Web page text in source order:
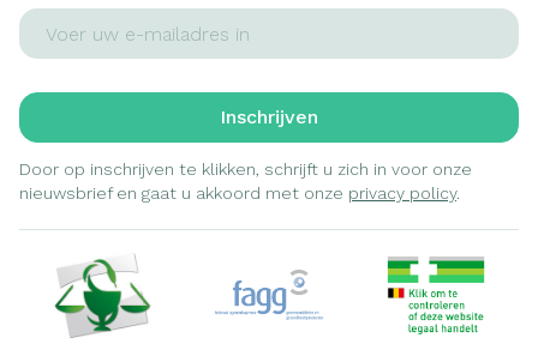
E-mail adres
Inschrijven
Door op inschrijven te klikken, schrijft u zich in voor onze
nieuwsbrief en gaat u akkoord met onze privacy policy.